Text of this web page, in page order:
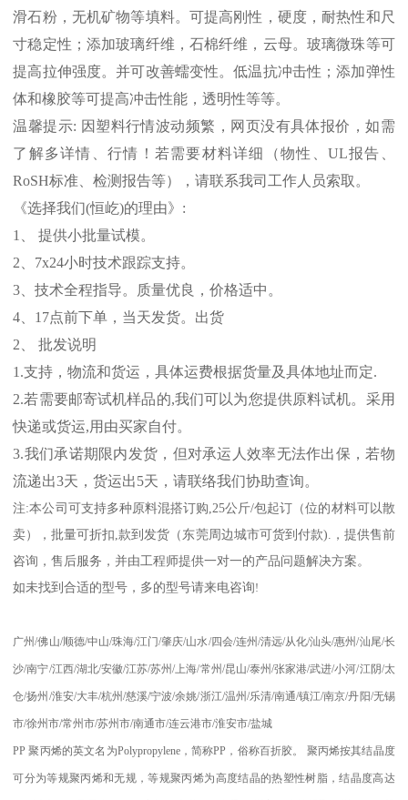
滑石粉，无机矿物等填料。可提高刚性，硬度，耐热性和尺
寸稳定性；添加玻璃纤维，石棉纤维，云母。玻璃微珠等可
提高拉伸强度。并可改善蠕变性。低温抗冲击性；添加弹性
体和橡胶等可提高冲击性能，透明性等等。
温馨提示: 因塑料行情波动频繁，网页没有具体报价，如需
了解多详情、行情！若需要材料详细（物性、 UL报告、
RoSH标准、检测报告等），请联系我司工作人员索取。
《选择我们(恒屹)的理由》 :
1
、 提供小批量试模。
2
7x24小时技术跟踪支持。
3 、技术全程指导。质量优良，价格适中。
4
17点前下单，当天发货。出货
2 、 批发说明
1.支持，物流和货运，具体运费根据货量及具体地址而定.
2.若需要邮寄试机样品的,我们可以为您提供原料试机。采用
快递或货运,用由买家自付。
3.我们承诺期限内发货，但对承运人效率无法作出保，若物
流递出3天，货运出5天，请联络我们协助查询。
注:本公司可支持多种原料混搭订购 ,25公斤/包起订（位的材料可以散
卖），批量可折扣 ,款到发货（东莞周边城市可货到付款).
，提供售前
咨询，售后服务，并由工程师提供一对一的产品问题解决方案。
如未找到合适的型号，多的型号请来电咨询!
广州/佛山/顺德/中山/珠海/江门/肇庆/山水/四会/连州 /清远/从化/汕头/惠州/汕尾/长
沙/南宁/江西/湖北/安徽/江苏/苏州/上海/常州 /昆山/泰州 /张家港/武进/小河/江阴/太
仓/扬州 /淮安/大丰/杭州/慈溪/宁波/余姚/浙江/温州 /乐清/南通/镇江/南京/丹阳/无锡
市/徐州市/常州市/苏州市/南通市/连云港市/淮安市/盐城
PP聚丙烯的英文名为Polypropylene，简称PP ，俗称百折胶。 聚丙烯按其结晶度
可分为等规聚丙烯和无规，等规聚丙烯为高度结晶的热塑性树脂，结晶度高达